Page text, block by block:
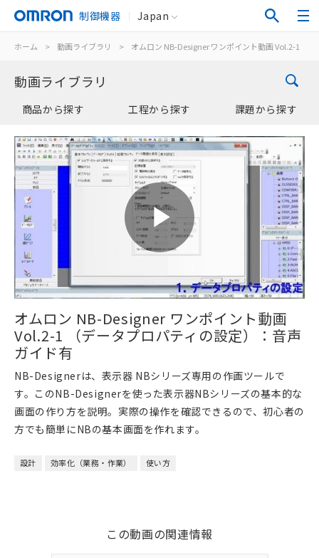
制御機器 Japan
ホーム > 動画ライブラリ > オムロン NB-Designer ワンポイント動画 Vol.2-1 （
動画ライブラリ
商品から探す 工程から探す 課題から探す
Play
Video
オムロン NB-Designer ワンポイント動画
Vol.2-1 （データプロパティの設定）：音声
ガイド有
NB-Designerは、表示器 NBシリーズ専用の作画ツールで
す。このNB-Designerを使った表示器NBシリーズの基本的な
画面の作り方を説明。実際の操作を確認できるので、初心者の
方でも簡単にNBの基本画面を作れます。
設計 効率化（業務・作業） 使い方
この動画の関連情報